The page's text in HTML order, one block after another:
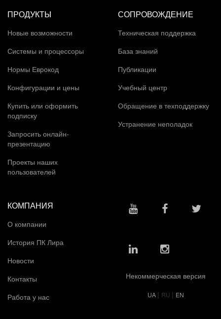
ПРОДУКТЫ
Новые возможности
Системы и процессоры
Нормы Еврокод
Конфигурации и цены
Купить или оформить
подписку
Запросить онлайн-
презентацию
Проекты наших
пользователей
СОПРОВОЖДЕНИЕ
Техническая поддержка
База знаний
Публикации
Учебный центр
Обращение в техподдержку
Устранение неполадок
КОМПАНИЯ
О компании
История ПК Лира
Новости
Контакты
Работа у нас
Некоммерческая версия
UA | RU | EN